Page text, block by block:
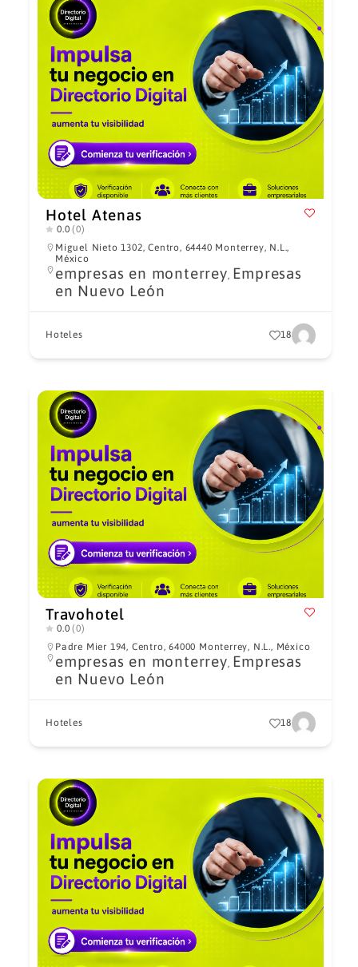
Hotel Atenas
0.0 (0)
Miguel Nieto 1302, Centro, 64440 Monterrey, N.L.,
México
empresas en monterrey, Empresas
en Nuevo León
Hoteles 18
Travohotel
0.0 (0)
Padre Mier 194, Centro, 64000 Monterrey, N.L., México
empresas en monterrey, Empresas
en Nuevo León
Hoteles 18